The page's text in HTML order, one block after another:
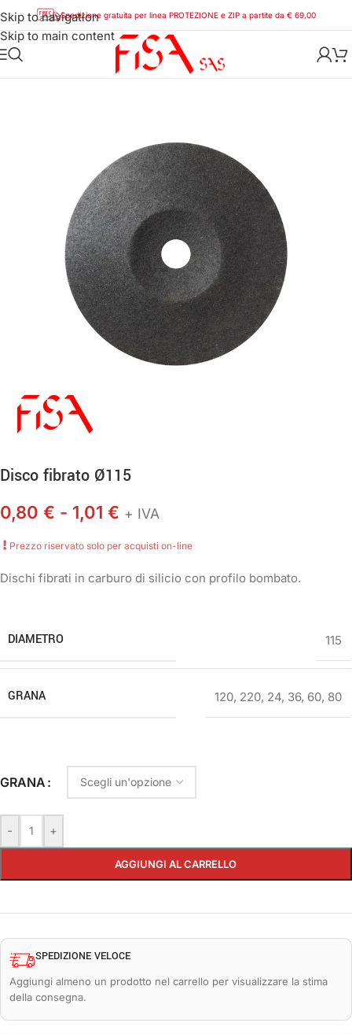
Skip to navigation
Skip to main content
Spedizione gratuita per linea PROTEZIONE e ZIP a partite da € 69,00
/Dischetti fibrati
Disco fibrato Ø115
0,80 € - 1,01 € + IVA
Prezzo riservato solo per acquisti on-line
Dischi fibrati in carburo di silicio con profilo bombato.
DIAMETRO 115
GRANA 120, 220, 24, 36, 60, 80
GRANA
- +
AGGIUNGI AL CARRELLO
SPEDIZIONE VELOCE
Aggiungi almeno un prodotto nel carrello per visualizzare la stima
della consegna.